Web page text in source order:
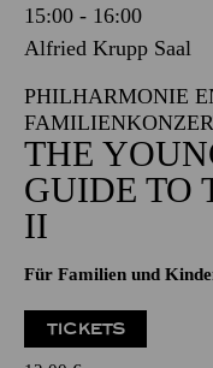
15:00 - 16:00
Alfried Krupp Saal
PHILHARMONIE
THE
GUIDE TO
II
Für Familien und
TICKETS